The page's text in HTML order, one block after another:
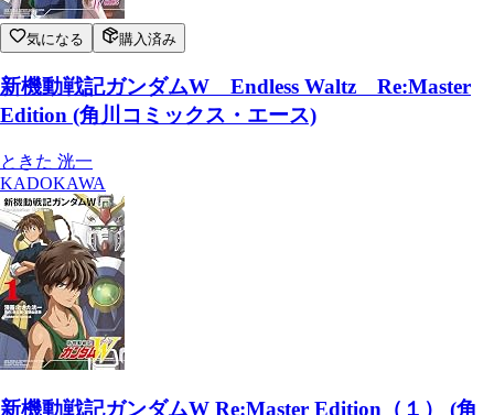
気になる 購入済み
新機動戦記ガンダムW Endless Waltz Re:Master
Edition (角川コミックス・エース)
ときた 洸一
KADOKAWA
新機動戦記ガンダムW Re:Master Edition（１） (角